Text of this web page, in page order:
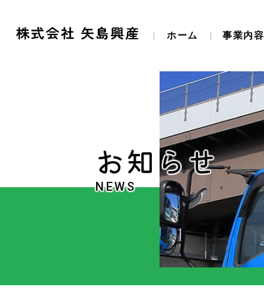
ホーム 事業内容
お知らせ
NEWS